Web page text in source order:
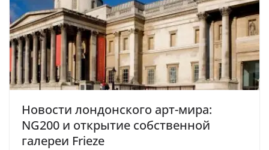
Новости лондонского арт-мира:
NG200 и открытие собственной
галереи Frieze